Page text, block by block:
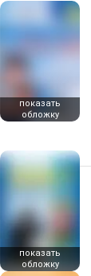
показать
обложку
показать
обложку